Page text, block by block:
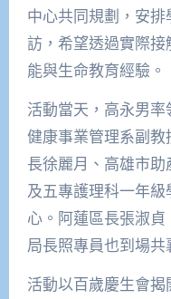
中心共同規劃，安
訪，希望透過實際
能與生命教育經驗。
活動當天，高永男率
健康事業管理系副
長徐麗月、高雄市
及五專護理科一年
心。阿蓮區長張淑
局長照專員也到場共
活動以百歲慶生會